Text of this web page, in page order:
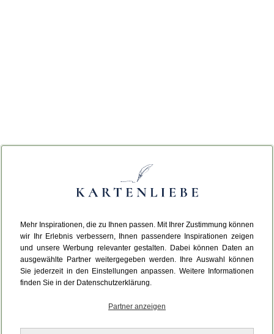
Mehr Inspirationen, die zu Ihnen passen. Mit Ihrer Zustimmung können
wir Ihr Erlebnis verbessern, Ihnen passendere Inspirationen zeigen
und unsere Werbung relevanter gestalten. Dabei können Daten an
ausgewählte Partner weitergegeben werden. Ihre Auswahl können
Sie jederzeit in den Einstellungen anpassen. Weitere Informationen
finden Sie in der Datenschutzerklärung.
Partner anzeigen